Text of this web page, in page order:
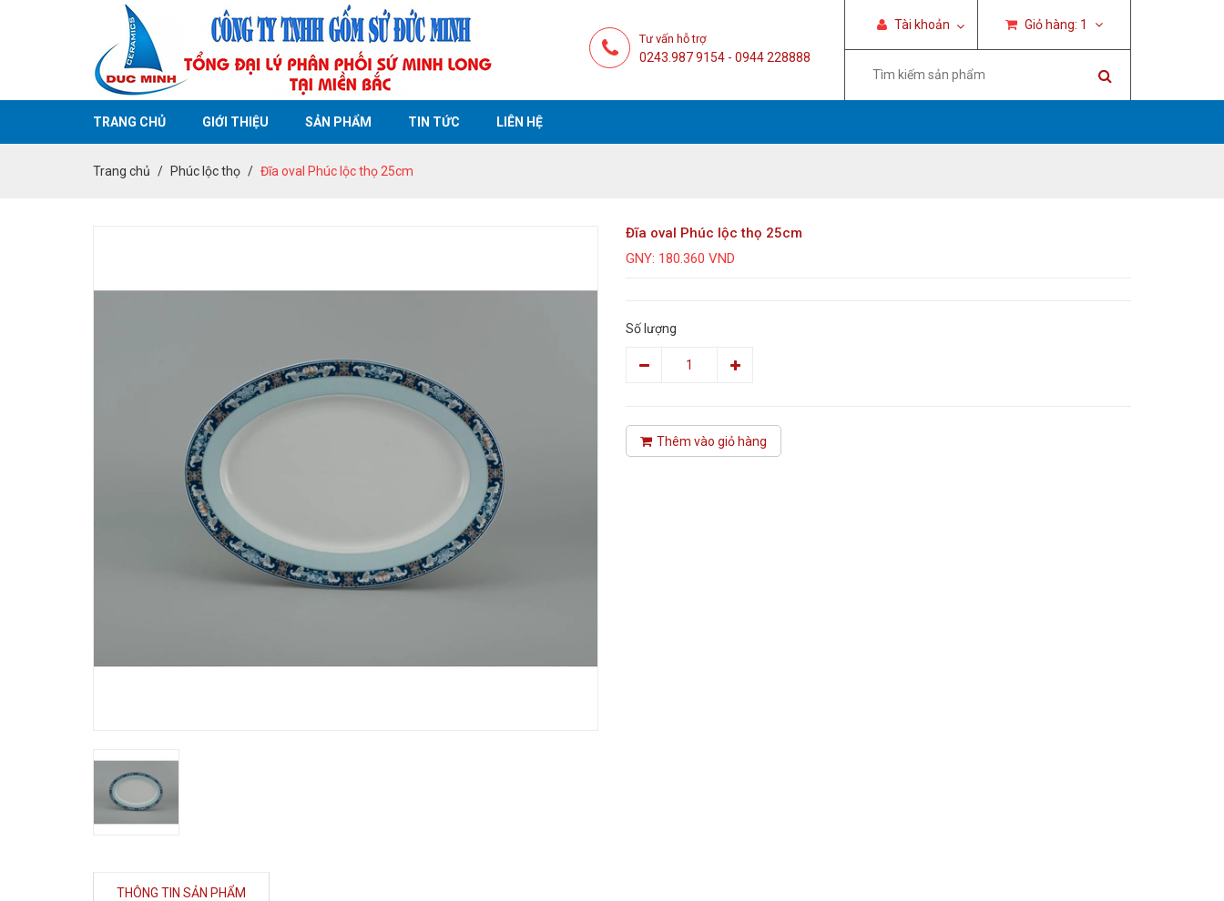
Tài khoản Giỏ hàng: 1
Tư vấn hỗ trợ
0243.987 9154 - 0944 228888
TRANG CHỦ GIỚI THIỆU SẢN PHẨM TIN TỨC LIÊN HỆ
Trang chủ Phúc lộc thọ Đĩa oval Phúc lộc thọ 25cm
Đĩa oval Phúc lộc thọ 25cm
GNY: 180.360 VND
Số lượng
Thêm vào giỏ hàng
THÔNG TIN SẢN PHẨM